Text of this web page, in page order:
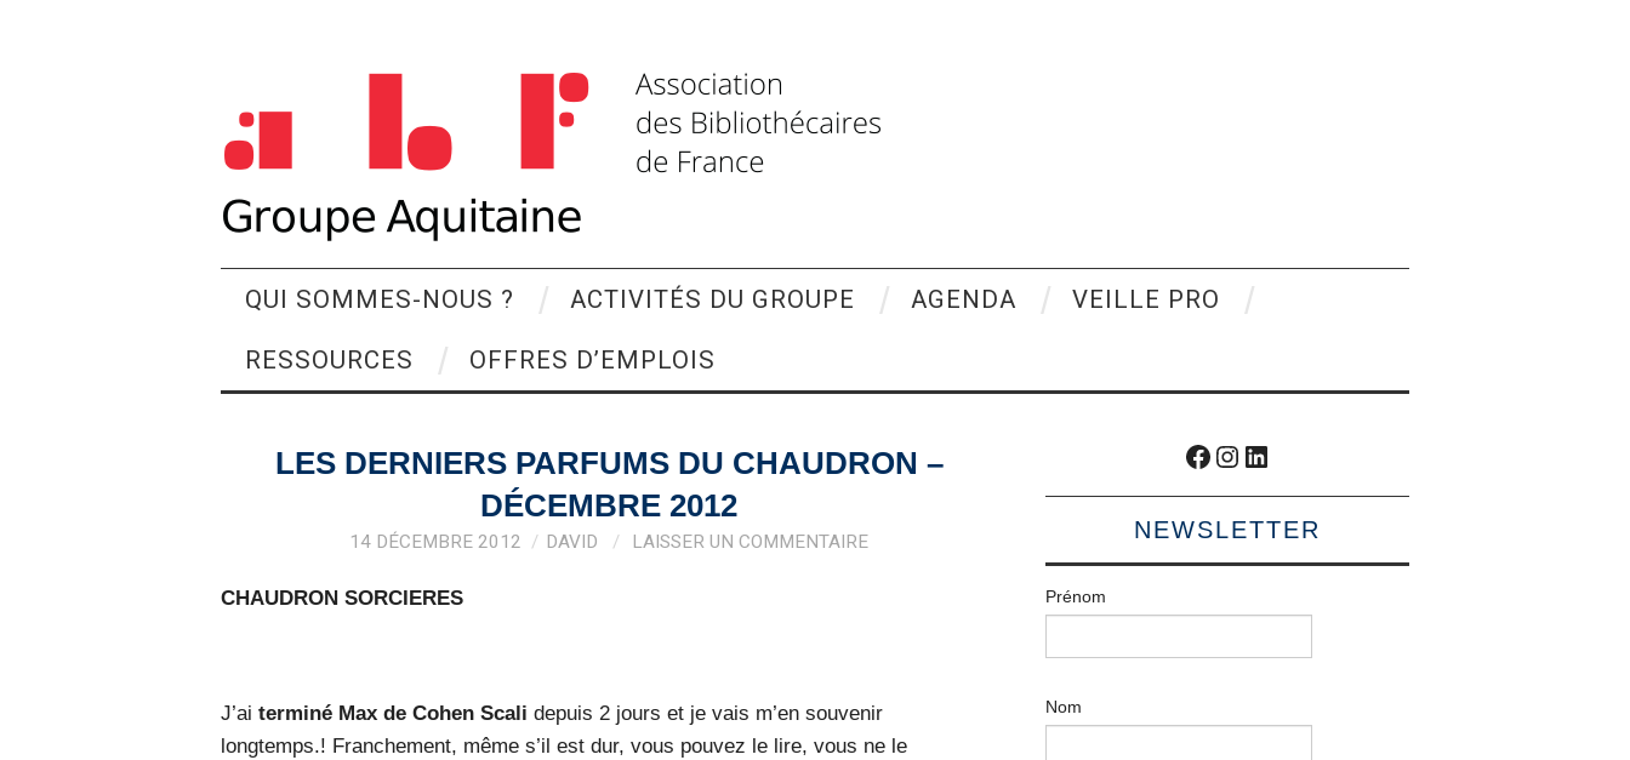
QUI SOMMES-NOUS ? ACTIVITÉS DU GROUPE AGENDA VEILLE PRO
RESSOURCES OFFRES D’EMPLOIS
LES DERNIERS PARFUMS DU CHAUDRON –
DÉCEMBRE 2012
14 DÉCEMBRE 2012 DAVID LAISSER UN COMMENTAIRE
CHAUDRON SORCIERES
J’ai terminé Max de Cohen Scali depuis 2 jours et je vais m’en souvenir
longtemps.! Franchement, même s’il est dur, vous pouvez le lire, vous ne le
Facebook
Instagram
LinkedIn
NEWSLETTER
Prénom
Nom